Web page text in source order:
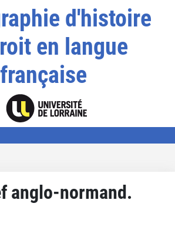
d'histoire
en langue
française
anglo-normand.